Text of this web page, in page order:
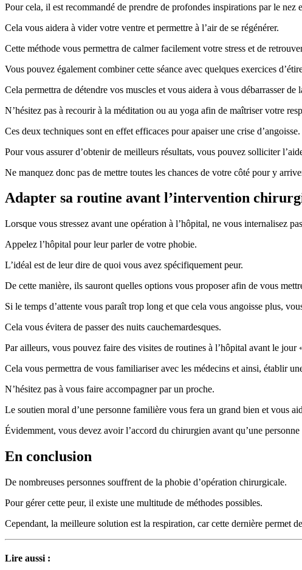
Pour cela, il est recommandé de prendre de profondes inspirations par le nez
Cela vous aidera à vider votre ventre et permettre à l’air de se régénérer.
Cette méthode vous permettra de calmer facilement votre stress et de
Vous pouvez également combiner cette séance avec quelques exercices
Cela permettra de détendre vos muscles et vous aidera à vous débarrasser de
N’hésitez pas à recourir à la méditation ou au yoga afin de maîtriser votre
Ces deux techniques sont en effet efficaces pour apaiser une crise d’angoisse.
Pour vous assurer d’obtenir de meilleurs résultats, vous pouvez solliciter
Ne manquez donc pas de mettre toutes les chances de votre côté pour y
Adapter sa routine avant l’intervention
Lorsque vous stressez avant une opération à l’hôpital, ne vous internalisez
Appelez l’hôpital pour leur parler de votre phobie.
L’idéal est de leur dire de quoi vous avez spécifiquement peur.
De cette manière, ils sauront quelles options vous proposer afin de vous
Si le temps d’attente vous paraît trop long et que cela vous angoisse plus,
Cela vous évitera de passer des nuits cauchemardesques.
Par ailleurs, vous pouvez faire des visites de routines à l’hôpital avant le jour
Cela vous permettra de vous familiariser avec les médecins et ainsi, établir
N’hésitez pas à vous faire accompagner par un proche.
Le soutien moral d’une personne familière vous fera un grand bien et vous
Évidemment, vous devez avoir l’accord du chirurgien avant qu’une
En conclusion
De nombreuses personnes souffrent de la phobie d’opération chirurgicale.
Pour gérer cette peur, il existe une multitude de méthodes possibles.
Cependant, la meilleure solution est la respiration, car cette dernière permet
Lire aussi :